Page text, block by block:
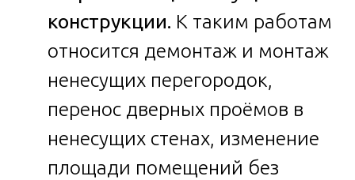
конструкции. К таким работам
относится демонтаж и монтаж
ненесущих перегородок,
перенос дверных проёмов в
ненесущих стенах, изменение
площади помещений без